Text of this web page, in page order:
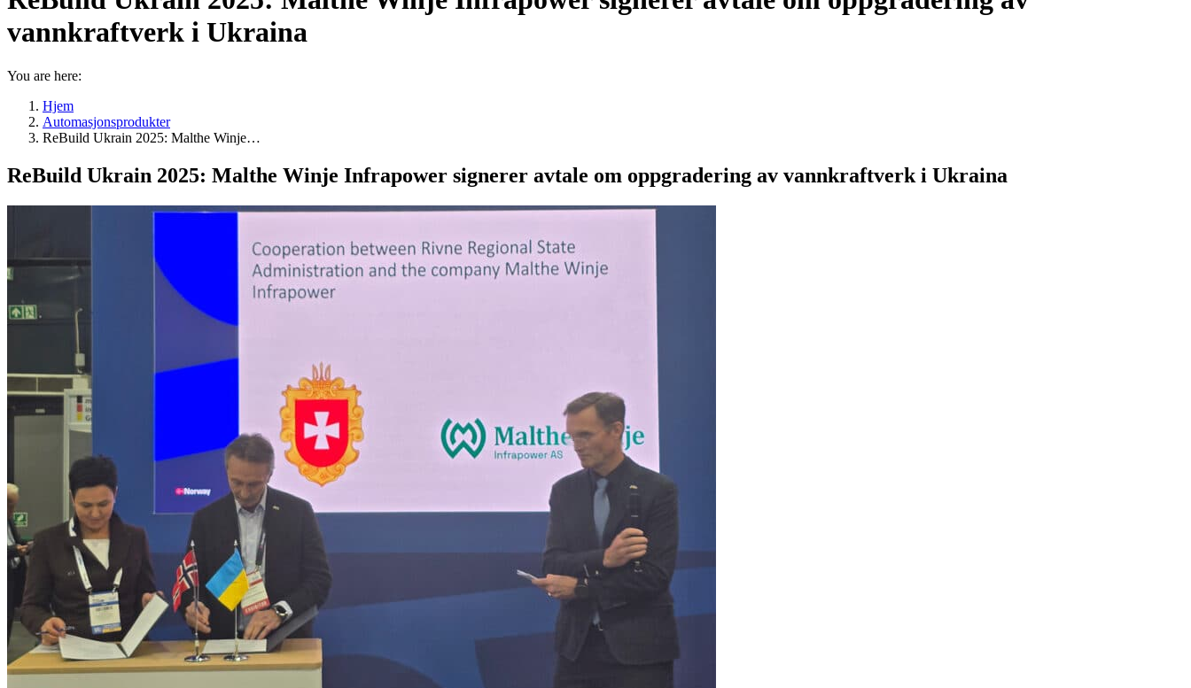
vannkraftverk i Ukraina
You are here:
Hjem
Automasjonsprodukter
ReBuild Ukrain 2025: Malthe Winje…
ReBuild Ukrain 2025: Malthe Winje Infrapower signerer avtale om oppgradering av vannkraftverk i Ukraina